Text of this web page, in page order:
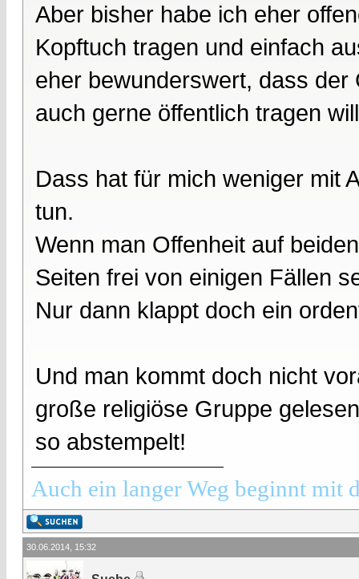
Aber bisher habe ich eher
Kopftuch tragen und einfach
eher bewunderswert, dass
auch gerne öffentlich tragen
Dass hat für mich weniger mit
tun.
Wenn man Offenheit auf
Seiten frei von einigen Fällen
Nur dann klappt doch ein
Und man kommt doch nicht
große religiöse Gruppe
so abstempelt!
Auch ein langer Weg beginnt mit
30.06.2014, 15:32